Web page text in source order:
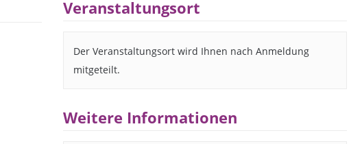
Veranstaltungsort
Der Veranstaltungsort wird Ihnen nach Anmeldung
mitgeteilt.
Weitere Informationen